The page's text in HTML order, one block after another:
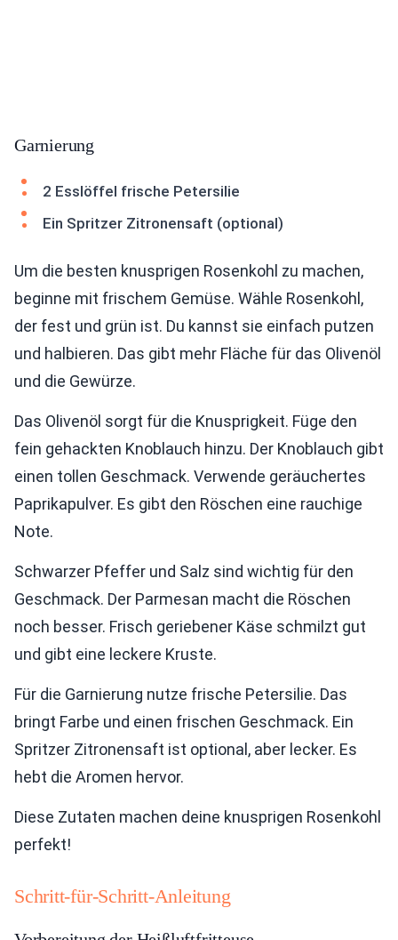
Garnierung
2 Esslöffel frische Petersilie
Ein Spritzer Zitronensaft (optional)
Um die besten knusprigen Rosenkohl zu machen,
beginne mit frischem Gemüse. Wähle Rosenkohl,
der fest und grün ist. Du kannst sie einfach putzen
und halbieren. Das gibt mehr Fläche für das Olivenöl
und die Gewürze.
Das Olivenöl sorgt für die Knusprigkeit. Füge den
fein gehackten Knoblauch hinzu. Der Knoblauch gibt
einen tollen Geschmack. Verwende geräuchertes
Paprikapulver. Es gibt den Röschen eine rauchige
Note.
Schwarzer Pfeffer und Salz sind wichtig für den
Geschmack. Der Parmesan macht die Röschen
noch besser. Frisch geriebener Käse schmilzt gut
und gibt eine leckere Kruste.
Für die Garnierung nutze frische Petersilie. Das
bringt Farbe und einen frischen Geschmack. Ein
Spritzer Zitronensaft ist optional, aber lecker. Es
hebt die Aromen hervor.
Diese Zutaten machen deine knusprigen Rosenkohl
perfekt!
Schritt-für-Schritt-Anleitung